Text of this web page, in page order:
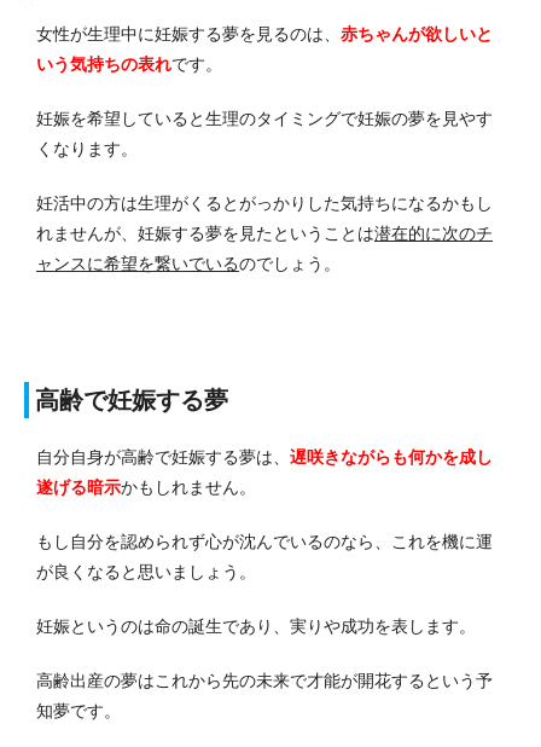
女性が生理中に妊娠する夢を見るのは、 赤ちゃんが欲しいと
いう気持ちの表れです。
妊娠を希望していると生理のタイミングで妊娠の夢を見やす
くなります。
妊活中の方は生理がくるとがっかりした気持ちになるかもし
れませんが、妊娠する夢を見たということは潜在的に次のチ
ャンスに希望を繋いでいるのでしょう。
高齢で妊娠する夢
自分自身が高齢で妊娠する夢は、 遅咲きながらも何かを成し
遂げる暗示かもしれません。
もし自分を認められず心が沈んでいるのなら、これを機に運
が良くなると思いましょう。
妊娠というのは命の誕生であり、実りや成功を表します。
高齢出産の夢はこれから先の未来で才能が開花するという予
知夢です。